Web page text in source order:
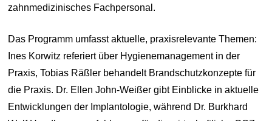
zahnmedizinisches Fachpersonal.
Das Programm umfasst aktuelle, praxisrelevante Themen:
Ines Korwitz referiert über Hygienemanagement in der
Praxis, Tobias Räßler behandelt Brandschutzkonzepte für
die Praxis. Dr. Ellen John-Weißer gibt Einblicke in aktuelle
Entwicklungen der Implantologie, während Dr. Burkhard